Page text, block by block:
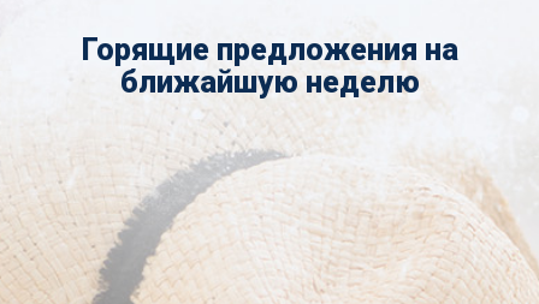
Горящие предложения на
ближайшую неделю